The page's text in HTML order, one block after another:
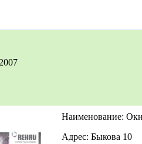
Наименование:
Адрес: Быкова 10